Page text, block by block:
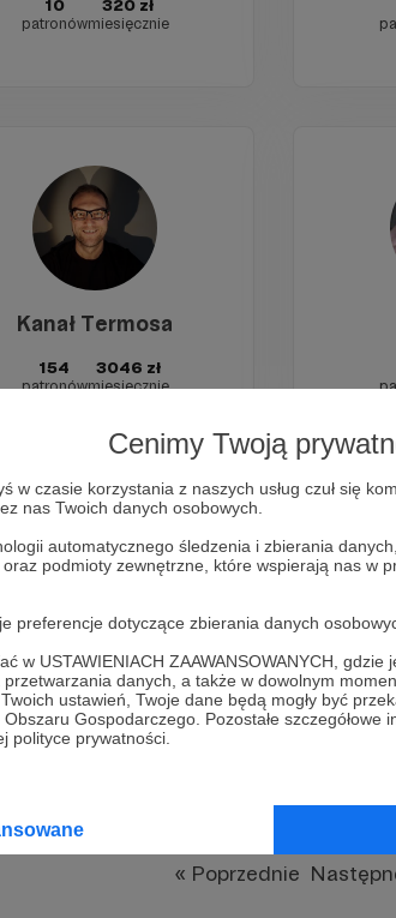
Cenimy Twoją
w czasie korzystania z naszych usług czuł się
nas Twoich danych osobowych.
automatycznego śledzenia i zbierania
podmioty zewnętrzne, które wspierają nas w
preferencje dotyczące zbierania danych
w USTAWIENIACH ZAAWANSOWANYCH,
danych, a także w dowolnym
ustawień, Twoje dane będą mogły być
Gospodarczego. Pozostałe
polityce prywatności.
10
patronów
320 zł
miesięcznie
Kanał Termosa
154
patronów
3046 zł
miesięcznie
Merta
39
patronów
421 zł
miesięcznie
« Poprzednie